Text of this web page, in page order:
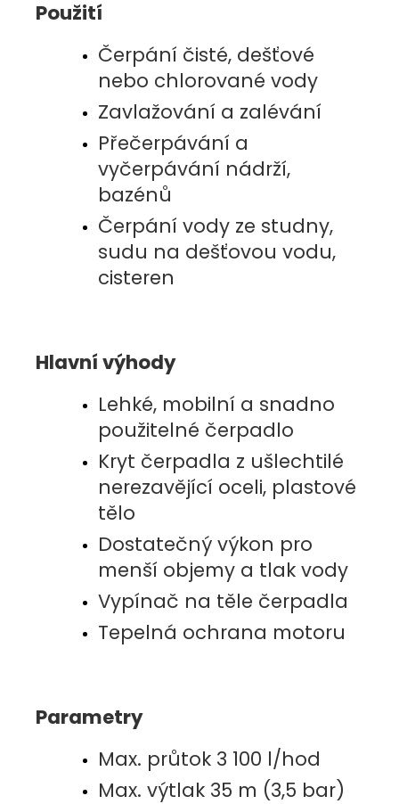
Použití
Čerpání čisté, dešťové
nebo chlorované vody
Zavlažování a zalévání
Přečerpávání a
vyčerpávání nádrží,
bazénů
Čerpání vody ze studny,
sudu na dešťovou vodu,
cisteren
Hlavní výhody
Lehké, mobilní a snadno
použitelné čerpadlo
Kryt čerpadla z ušlechtilé
nerezavějící oceli, plastové
tělo
Dostatečný výkon pro
menší objemy a tlak vody
Vypínač na těle čerpadla
Tepelná ochrana motoru
Parametry
Max. průtok 3 100 l/hod
Max. výtlak 35 m (3,5 bar)